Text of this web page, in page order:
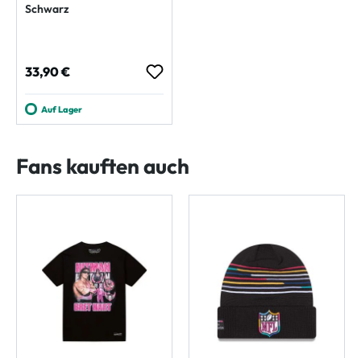
Schwarz
Regulärer Preis:
33,90 €
Auf Lager
Fans kauften auch